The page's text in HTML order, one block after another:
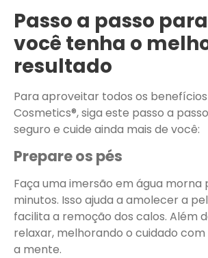
Passo a passo
você tenha o
resultado
Para aproveitar todos os benefícios
Cosmetics®, siga este passo a
seguro e cuide ainda mais de você:
Prepare os pés
Faça uma imersão em água morna
minutos. Isso ajuda a amolecer a
facilita a remoção dos calos. Além
relaxar, melhorando o cuidado
a mente.